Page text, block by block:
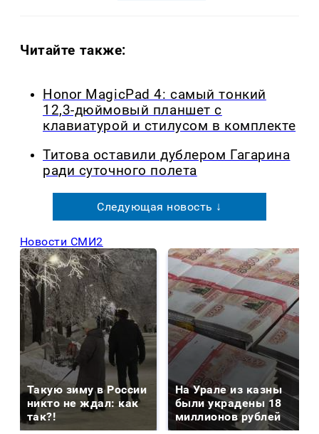
Читайте также:
Honor MagicPad 4: самый тонкий
12,3-дюймовый планшет с
клавиатурой и стилусом в комплекте
Титова оставили дублером Гагарина
ради суточного полета
Следующая новость ↓
Новости СМИ2
Такую зиму в России
никто не ждал: как
так?!
На Урале из казны
были украдены 18
миллионов рублей